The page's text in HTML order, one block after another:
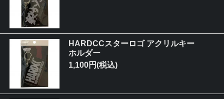
HARDCCスターロゴ アクリルキー
ホルダー
1,100円(税込)